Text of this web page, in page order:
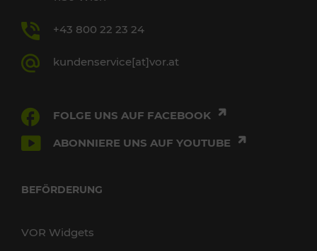
+43 800 22 23 24
kundenservice[at]vor.at
FOLGE UNS AUF FACEBOOK
ABONNIERE UNS AUF YOUTUBE
BEFÖRDERUNG
VOR Widgets